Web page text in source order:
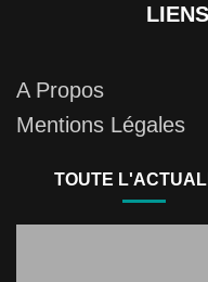
A Propos
Mentions Légales
TOUTE